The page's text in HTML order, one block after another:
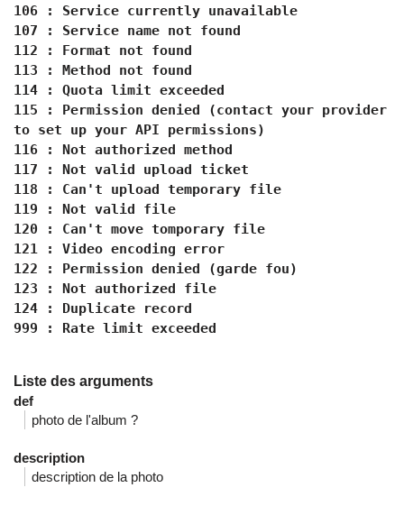
106 : Service currently unavailable
107 : Service name not found
112 : Format not found
113 : Method not found
114 : Quota limit exceeded
115 : Permission denied (contact your provider
to set up your API permissions)
116 : Not authorized method
117 : Not valid upload ticket
118 : Can't upload temporary file
119 : Not valid file
120 : Can't move tomporary file
121 : Video encoding error
122 : Permission denied (garde fou)
123 : Not authorized file
124 : Duplicate record
999 : Rate limit exceeded
Liste des arguments
def
photo de l'album ?
description
description de la photo